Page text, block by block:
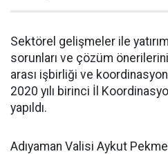
Sektörel gelişmeler ile
sorunları ve çözüm
arası işbirliği ve
2020 yılı birinci İl
yapıldı.
Adıyaman Valisi Aykut